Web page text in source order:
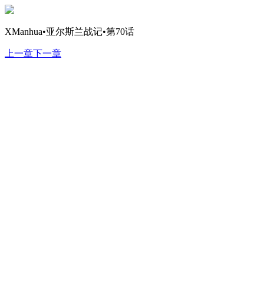
XManhua•亚尔斯兰战记•第70话
上一章下一章